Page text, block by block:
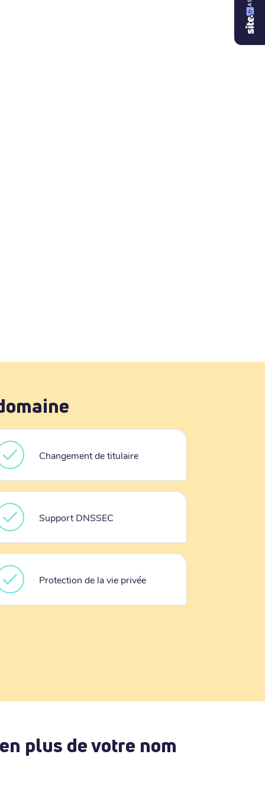
Changement de titulaire
Support DNSSEC
Protection de la vie privée
plus de votre nom